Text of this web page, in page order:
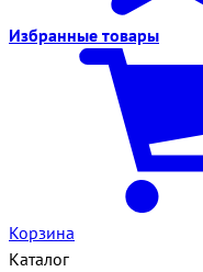
Избранные товары
Корзина
Каталог